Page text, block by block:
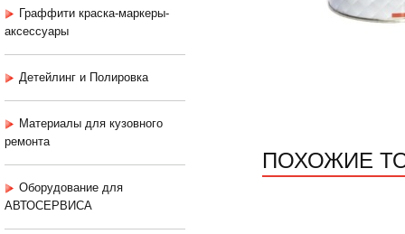
Граффити краска-маркеры-
аксессуары
Детейлинг и Полировка
Материалы для кузовного
ремонта
Оборудование для
АВТОСЕРВИСА
ПОХОЖИЕ